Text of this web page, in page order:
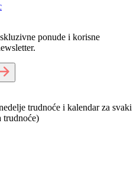
ponude i korisne
trudnoće i kalendar za svaki
trudnoće)